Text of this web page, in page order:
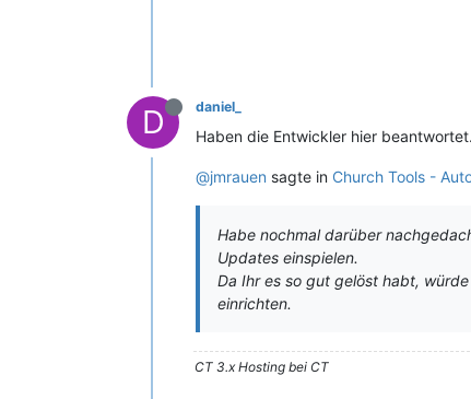
D daniel_
Haben die Entwickler hier
@jmrauen sagte in Church Tools -
Habe nochmal darüber
Updates einspielen.
Da Ihr es so gut gelöst habt,
einrichten.
CT 3.x Hosting bei CT